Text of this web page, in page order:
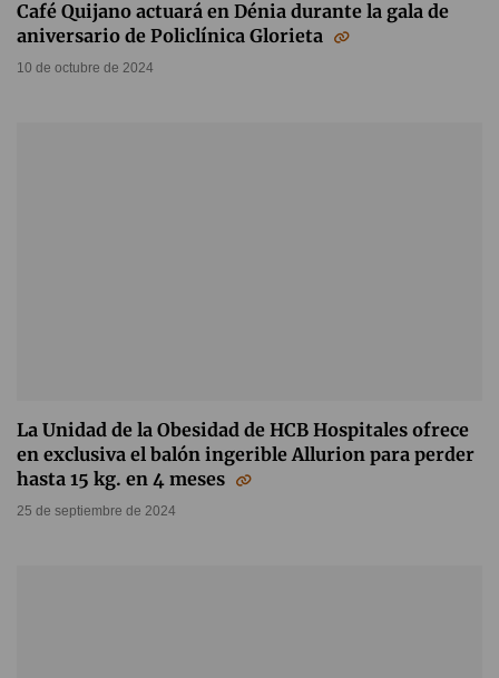
Café Quijano actuará en Dénia durante la gala de
aniversario de Policlínica Glorieta
10 de octubre de 2024
La Unidad de la Obesidad de HCB Hospitales ofrece
en exclusiva el balón ingerible Allurion para perder
hasta 15 kg. en 4 meses
25 de septiembre de 2024